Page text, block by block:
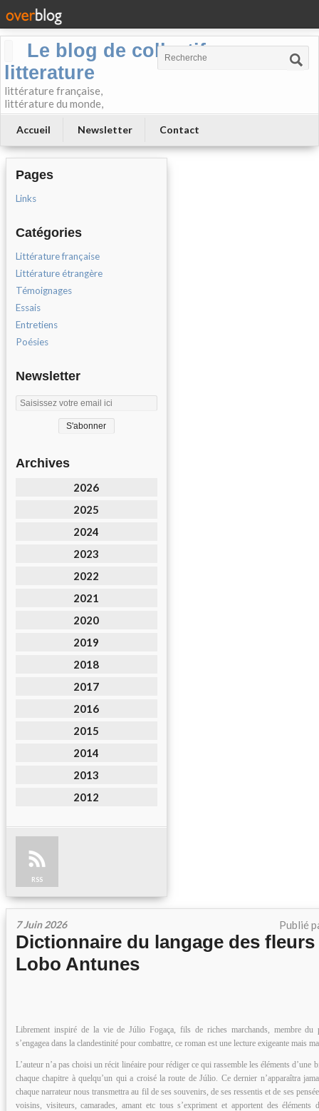
Le blog de collectif-
litterature
littérature française,
littérature du monde,
Accueil Newsletter Contact
Pages
Links
Catégories
Littérature française
Littérature étrangère
Témoignages
Essais
Entretiens
Poésies
Newsletter
Archives
2026
2025
2024
2023
2022
2021
2020
2019
2018
2017
2016
2015
2014
2013
2012
RSS
7 Juin 2026 Publié
Dictionnaire du langage des
Lobo Antunes
Librement inspiré de la vie de Júlio Fogaça, fils de riches marchands, membre du
s’engagea dans la clandestinité pour combattre, ce roman est une lecture exigeante mais
L’auteur n’a pas choisi un récit linéaire pour rédiger ce qui rassemble les éléments d’une
chaque chapitre à quelqu’un qui a croisé la route de Júlio. Ce dernier n’apparaîtra
chaque narrateur nous transmettra au fil de ses souvenirs, de ses ressentis et de ses
voisins, visiteurs, camarades, amant etc tous s’expriment et apportent des éléments